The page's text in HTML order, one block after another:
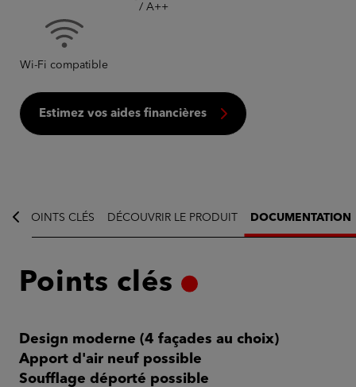
/ A++
Wi-Fi compatible
Estimez vos aides financières
POINTS CLÉS DÉCOUVRIR LE PRODUIT DOCUMENTATION
Points clés
Design moderne (4 façades au choix)
Apport d'air neuf possible
Soufflage déporté possible